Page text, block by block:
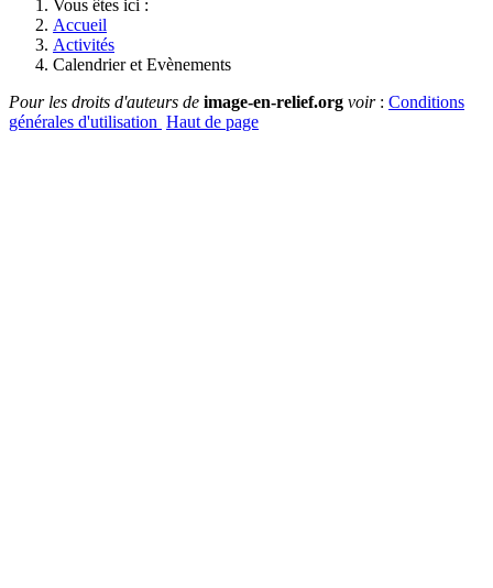
Vous êtes ici :
Accueil
Activités
Calendrier et Evènements
Pour les droits d'auteurs de image-en-relief.org voir: Conditions
générales d'utilisation Haut de page